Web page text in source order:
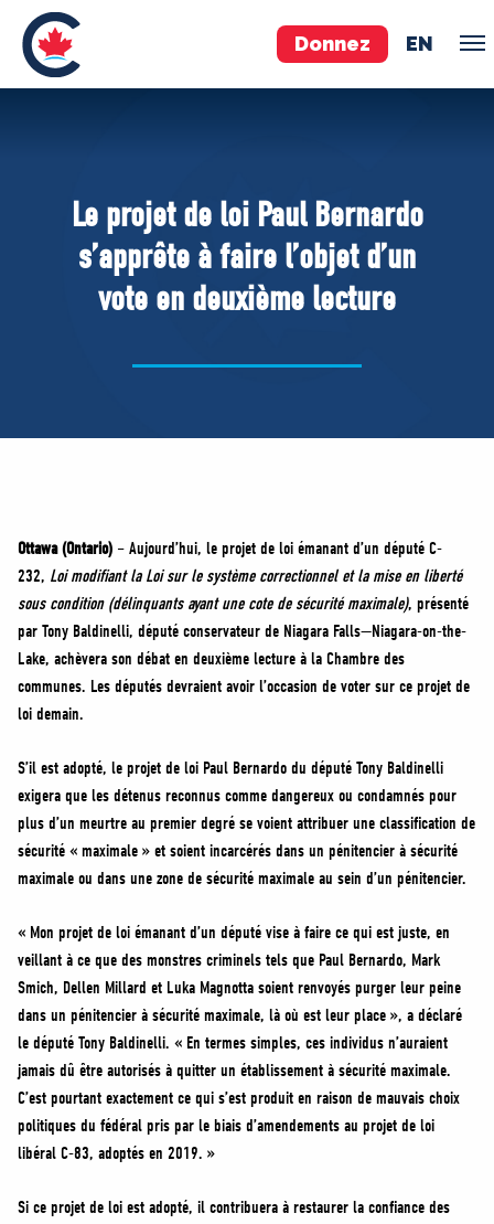
Donnez EN
Pierre Poilievre
Vos députés conservateurs
Cabinet fantôme
Exécutif national
Documents constitutifs
BÉNÉVOLE
ADHÉREZ
BOUTIQUE
Le projet de loi Paul Bernardo
s’apprête à faire l’objet d’un
vote en deuxième lecture
Ottawa (Ontario) – Aujourd’hui, le projet de loi émanant d’un député C-
232, Loi modifiant la Loi sur le système correctionnel et la mise en liberté
sous condition (délinquants ayant une cote de sécurité maximale), présenté
par Tony Baldinelli, député conservateur de Niagara Falls—Niagara-on-the-
Lake, achèvera son débat en deuxième lecture à la Chambre des
communes. Les députés devraient avoir l’occasion de voter sur ce projet de
loi demain.
S’il est adopté, le projet de loi Paul Bernardo du député Tony Baldinelli
exigera que les détenus reconnus comme dangereux ou condamnés pour
plus d’un meurtre au premier degré se voient attribuer une classification de
sécurité « maximale » et soient incarcérés dans un pénitencier à sécurité
maximale ou dans une zone de sécurité maximale au sein d’un pénitencier.
« Mon projet de loi émanant d’un député vise à faire ce qui est juste, en
veillant à ce que des monstres criminels tels que Paul Bernardo, Mark
Smich, Dellen Millard et Luka Magnotta soient renvoyés purger leur peine
dans un pénitencier à sécurité maximale, là où est leur place », a déclaré
le député Tony Baldinelli. « En termes simples, ces individus n’auraient
jamais dû être autorisés à quitter un établissement à sécurité maximale.
C’est pourtant exactement ce qui s’est produit en raison de mauvais choix
politiques du fédéral pris par le biais d’amendements au projet de loi
libéral C-83, adoptés en 2019. »
Si ce projet de loi est adopté, il contribuera à restaurer la confiance des